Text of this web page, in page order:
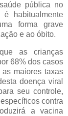
pública no
habitualmente
forma grave
e ao óbito.
as crianças
68% dos casos
maiores taxas
doença viral
seu controle,
contra
a vacina